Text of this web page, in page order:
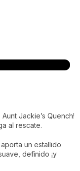
Jackie’s Quench!
al rescate.
un estallido
definido ¡y